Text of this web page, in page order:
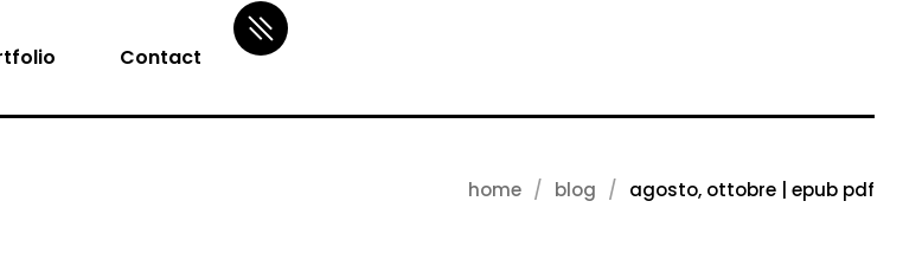
Contact
home blog agosto, ottobre | epub pdf